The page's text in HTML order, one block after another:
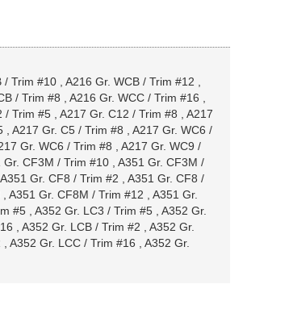
/ Trim #10, A216 Gr. WCB / Trim #12
/ Trim #8 A216 Gr. WCC / Trim #16
/ Trim #5, A217 Gr. C12 / Trim #8
A217
, A217 Gr. C5 / Trim #8
A217 Gr. WC6 /
Gr. WC6 / Trim #8
A217 Gr. WC9 /
Gr. CF3M / Trim #10, A351 Gr. CF3M /
A351 Gr. CF8 / Trim #2
A351 Gr. CF8 /
, A351 Gr. CF8M / Trim #12
A351 Gr.
#5, A352 Gr. LC3 / Trim #5, A352 Gr.
A352 Gr. LCB / Trim #2
A352 Gr.
A352 Gr. LCC / Trim #16
A352 Gr.